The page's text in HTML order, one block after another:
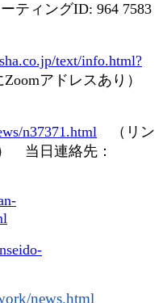
ーティングID: 964 7583
text/info.html?
Zoomアドレスあり）
n37371.html （リン
当日連絡先：
news.html